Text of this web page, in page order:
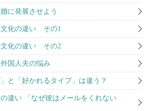
に発展させよう
化の違い その1
文化の違い その2
国人夫の悩み
」と「好かれるタイプ」は違う？
違い 「なぜ彼はメールをくれない